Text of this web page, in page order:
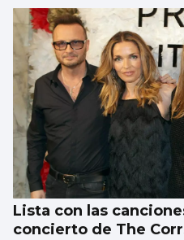
El Gobierno aplica
para los italianos
Lista con las
concierto de The